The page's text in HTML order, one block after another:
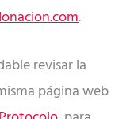
.
revisar la
página web